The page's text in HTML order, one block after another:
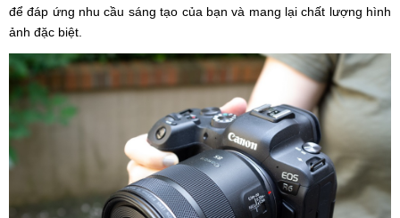
để đáp ứng nhu cầu sáng tạo của bạn và mang lại chất lượng hình
ảnh đặc biệt.